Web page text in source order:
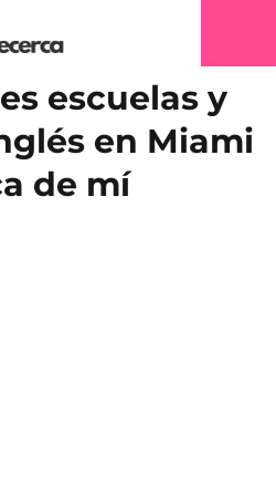
escuelas y
en Miami
de mí